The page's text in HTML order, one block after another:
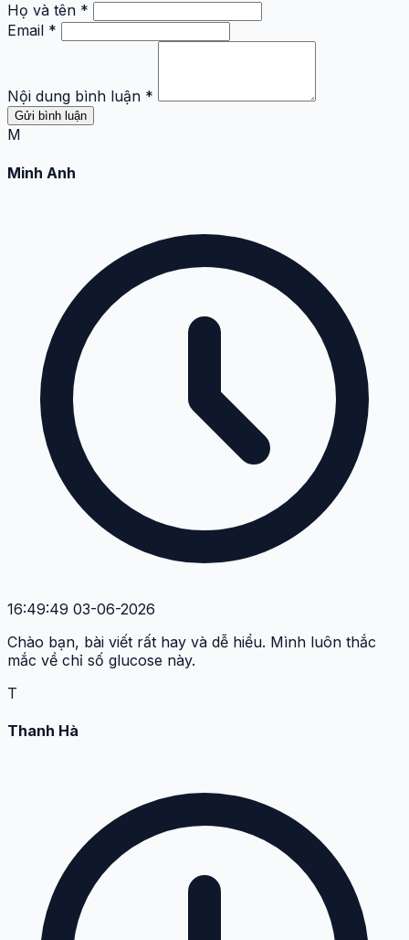
Họ và tên *
Email *
Nội dung bình luận *
Gửi bình luận
M
Minh Anh
16:49:49 03-06-2026
Chào bạn, bài viết rất hay và dễ hiểu. Mình luôn thắc
mắc về chỉ số glucose này.
T
Thanh Hà